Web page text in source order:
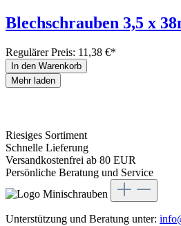
Blechschrauben 3,5 x
Regulärer Preis: 11,38 €*
In den Warenkorb
Mehr laden
Riesiges Sortiment
Schnelle Lieferung
Versandkostenfrei ab 80 EUR
Persönliche Beratung und Service
Unterstützung und Beratung unter: